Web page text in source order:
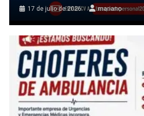
17 de julio de 2026 mariano